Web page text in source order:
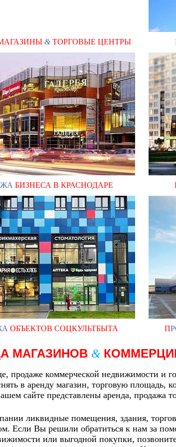
& ТОРГОВЫЕ ЦЕНТРЫ
БИЗНЕСА В КРАСНОДАРЕ
ОБЪЕКТОВ СОЦКУЛЬТБЫТА П
МАГАЗИНОВ &
продаже коммерческой недвижимости и
в аренду магазин, торговую площадь,
сайте представлены аренда, продажа
ликвидные помещения, здания,
Если Вы решили обратиться к нам за
или выгодной покупки,